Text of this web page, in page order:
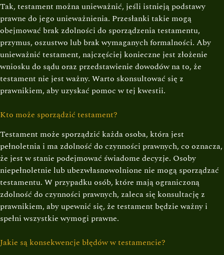
Tak, testament można unieważnić, jeśli istnieją podstawy
prawne do jego unieważnienia. Przesłanki takie mogą
obejmować brak zdolności do sporządzenia testamentu,
przymus, oszustwo lub brak wymaganych formalności. Aby
unieważnić testament, najczęściej konieczne jest złożenie
wniosku do sądu oraz przedstawienie dowodów na to, że
testament nie jest ważny. Warto skonsultować się z
prawnikiem, aby uzyskać pomoc w tej kwestii.
Kto może sporządzić testament?
Testament może sporządzić każda osoba, która jest
pełnoletnia i ma zdolność do czynności prawnych, co oznacza,
że jest w stanie podejmować świadome decyzje. Osoby
niepełnoletnie lub ubezwłasnowolnione nie mogą sporządzać
testamentu. W przypadku osób, które mają ograniczoną
zdolność do czynności prawnych, zaleca się konsultację z
prawnikiem, aby upewnić się, że testament będzie ważny i
spełni wszystkie wymogi prawne.
Jakie są konsekwencje błędów w testamencie?